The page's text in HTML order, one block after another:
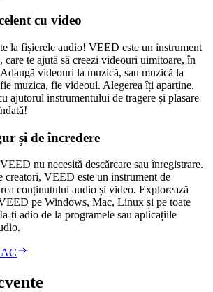
cu video
la fișierele audio! VEED este un instrument
care te ajută să creezi videouri uimitoare, în
videouri la muzică, sau muzică la
muzica, fie videoul. Alegerea îți aparține.
ajutorul instrumentului de tragere și plasare
și de încredere
nu necesită descărcare sau înregistrare.
creatori, VEED este un instrument de
conținutului audio și video. Explorează
pe Windows, Mac, Linux și pe toate
ți adio de la programele sau aplicațiile